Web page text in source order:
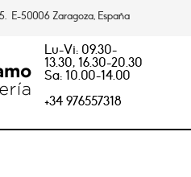
E-50006 Zaragoza, España
Lu-Vi: 09.30-
13.30, 16.30-20.30
Sa: 10.00-14.00
+34 976557318